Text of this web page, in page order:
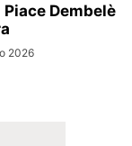
Dembelè
2026